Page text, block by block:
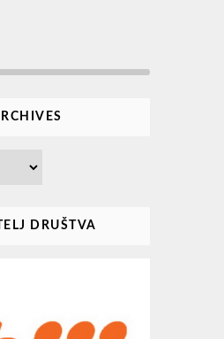
DRUŠTVA